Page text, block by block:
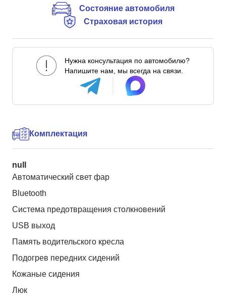
Состояние автомобиля
Страховая история
Нужна консультация по автомобилю?
Напишите нам, мы всегда на связи.
Комплектация
null
Автоматический свет фар
Bluetooth
Система предотвращения столкновений
USB выход
Память водительского кресла
Подогрев передних сидений
Кожаные сидения
Люк